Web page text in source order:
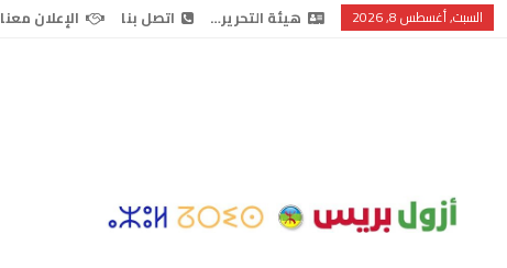
السبت, أغسطس 8, 2026 هيئة التحرير… اتصل بنا الإعلان معنا